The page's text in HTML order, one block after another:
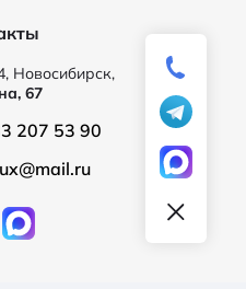
Новосибирск,
67
207 53 90